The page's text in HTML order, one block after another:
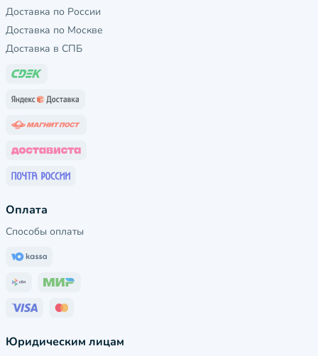
Доставка по России
Доставка по Москве
Доставка в СПБ
Оплата
Способы оплаты
Юридическим лицам